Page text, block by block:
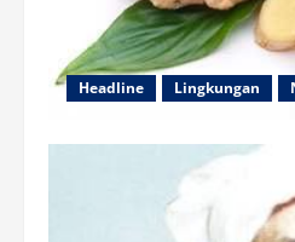
Headline Lingkungan